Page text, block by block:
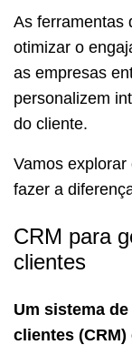
As ferramentas
otimizar o
as empresas
personalizem
do cliente.
Vamos
fazer a
CRM para
clientes
Um sistema
clientes